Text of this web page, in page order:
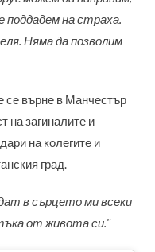
поддадем на страха.
Няма да позволим
се върне в Манчестър
на загиналите и
на колегите и
град.
в сърцето ми всеки
от живота си."